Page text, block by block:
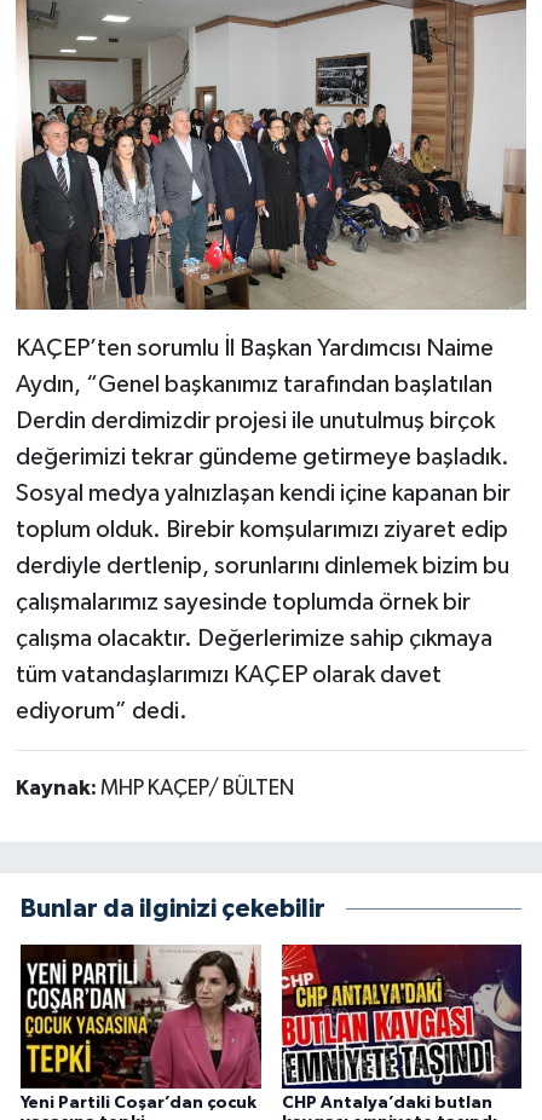
KAÇEP’ten sorumlu İl Başkan Yardımcısı Naime
Aydın, “Genel başkanımız tarafından başlatılan
Derdin derdimizdir projesi ile unutulmuş birçok
değerimizi tekrar gündeme getirmeye başladık.
Sosyal medya yalnızlaşan kendi içine kapanan bir
toplum olduk. Birebir komşularımızı ziyaret edip
derdiyle dertlenip, sorunlarını dinlemek bizim bu
çalışmalarımız sayesinde toplumda örnek bir
çalışma olacaktır. Değerlerimize sahip çıkmaya
tüm vatandaşlarımızı KAÇEP olarak davet
ediyorum” dedi.
Kaynak: MHP KAÇEP/ BÜLTEN
Bunlar da ilginizi çekebilir
Yeni Partili Coşar’dan çocuk
CHP Antalya’daki butlan